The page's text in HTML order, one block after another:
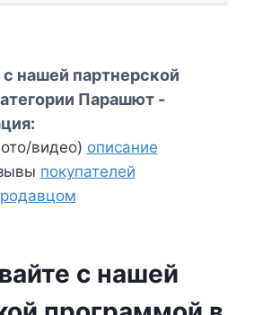
нашей партнерской
Парашют -
видео) описание
покупателей
с нашей